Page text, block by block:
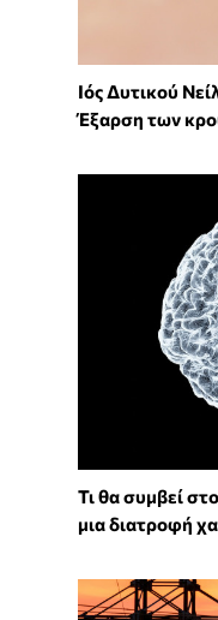
Ιός Δυτικού
Έξαρση των
Τι θα συμβεί
μια διατροφή